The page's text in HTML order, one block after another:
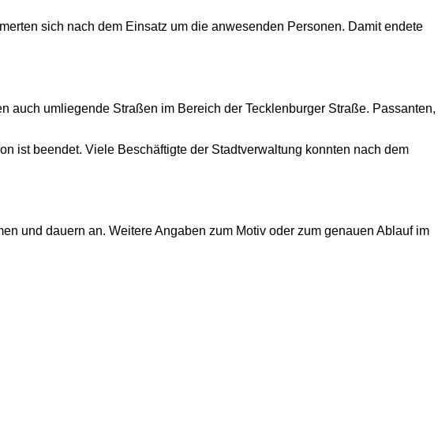
sich nach dem Einsatz um die anwesenden Personen. Damit endete
auch umliegende Straßen im Bereich der Tecklenburger Straße. Passanten,
ist beendet. Viele Beschäftigte der Stadtverwaltung konnten nach dem
und dauern an. Weitere Angaben zum Motiv oder zum genauen Ablauf im